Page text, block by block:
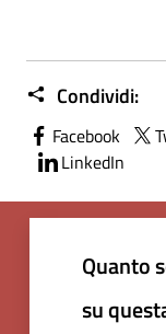
Condividi:
Facebook
LinkedIn
Quanto
su